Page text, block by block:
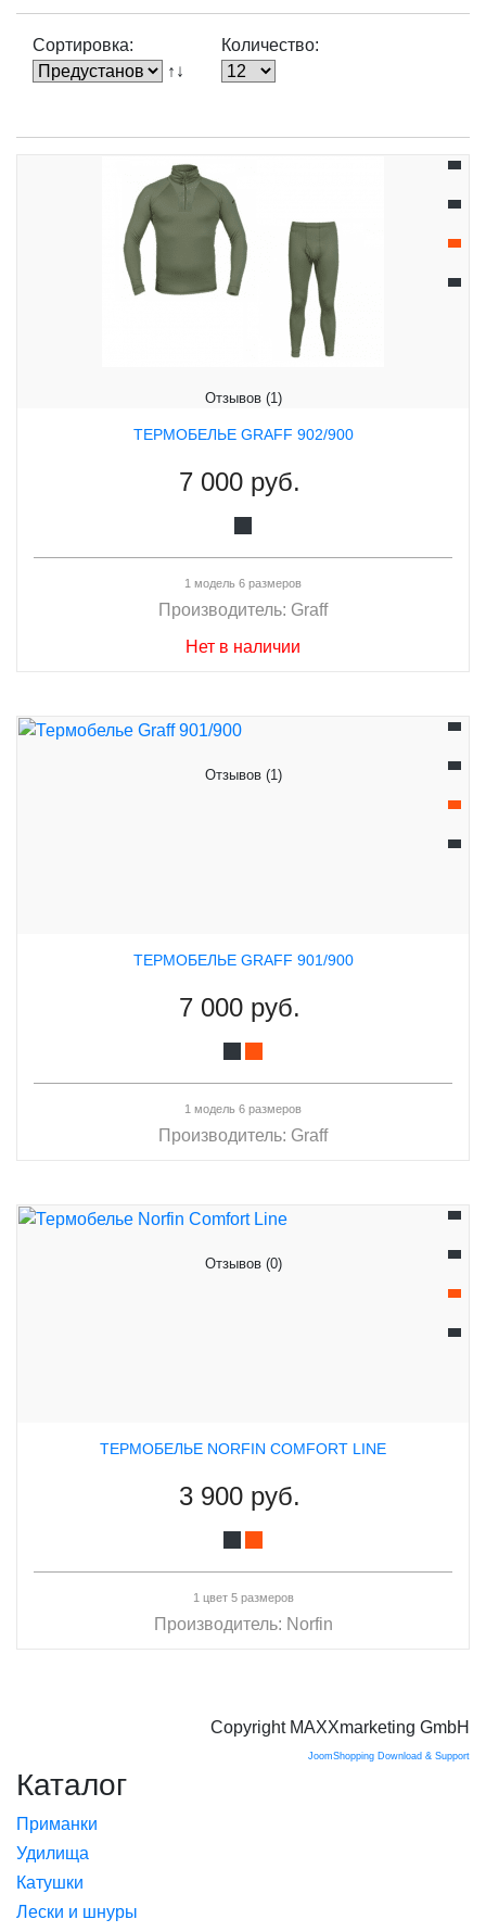
Сортировка:
↑↓
Количество:
Отзывов (1)
ТЕРМОБЕЛЬЕ GRAFF 902/900
7 000 руб.
1 модель 6 размеров
Производитель: Graff
Нет в наличии
Отзывов (1)
ТЕРМОБЕЛЬЕ GRAFF 901/900
7 000 руб.
1 модель 6 размеров
Производитель: Graff
Отзывов (0)
ТЕРМОБЕЛЬЕ NORFIN COMFORT LINE
3 900 руб.
1 цвет 5 размеров
Производитель: Norfin
Copyright MAXXmarketing GmbH
JoomShopping Download & Support
Каталог
Приманки
Удилища
Катушки
Лески и шнуры